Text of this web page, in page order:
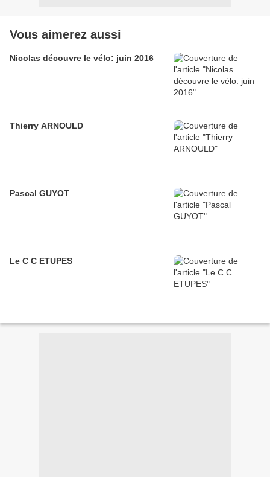
Vous aimerez aussi
Nicolas découvre le vélo: juin 2016
Thierry ARNOULD
Pascal GUYOT
Le C C ETUPES